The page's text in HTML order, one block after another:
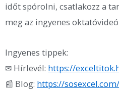
időt spórolni, csatlakozz a
meg az ingyenes
Ingyenes tippek:
✉ Hírlevél: https://
📰 Blog: https://